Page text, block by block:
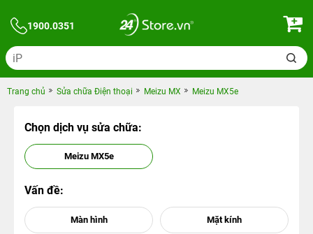
1900.0351
Trang chủ Sửa chữa Điện thoại Meizu MX Meizu MX5e
Chọn dịch vụ sửa chữa:
Meizu MX5e
Vấn đề: